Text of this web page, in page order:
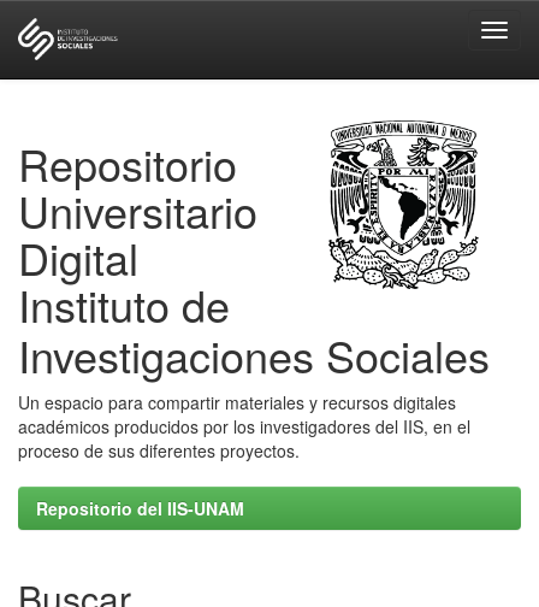
Repositorio
Universitario
Digital
Instituto de
Investigaciones Sociales
Un espacio para compartir materiales y recursos digitales
académicos producidos por los investigadores del IIS, en el
proceso de sus diferentes proyectos.
Repositorio del IIS-UNAM